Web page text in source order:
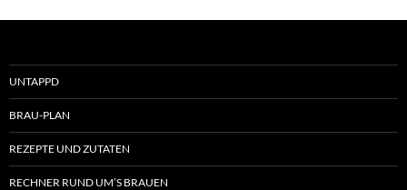
UNTAPPD
BRAU-PLAN
REZEPTE UND ZUTATEN
RECHNER RUND UM’S BRAUEN